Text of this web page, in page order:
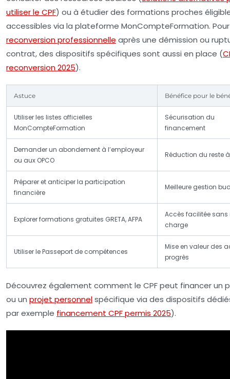
utiliser le CPF) ou à étudier des formations proches
accessibles via la plateforme MonCompteFormation.
reconversion professionnelle après une démission ou
contrat, des dispositifs spécifiques sont aussi en place (
reconversion 2025).
Astuce Bénéfice pour le
Utiliser les listes officielles
MonCompteFormation
Sécurisation du
financement
Demander un abondement à l’employeur
ou aux OPCO
Réduction du reste
Préparer et anticiper la participation
financière
Meilleure gestion
Explorer formations gratuites GRETA, AFPA
Accès facilitée sans
charge
Utiliser le Passeport de compétences
Mise en valeur des
progrès
Découvrez également comment le CPF peut financer un
ou un projet personnelspécifique via des dispositifs
par exemple financement CPF permis 2025).